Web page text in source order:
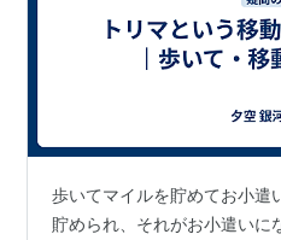
歩いてマイルを貯めてお小遣
貯められ、それがお小遣いに